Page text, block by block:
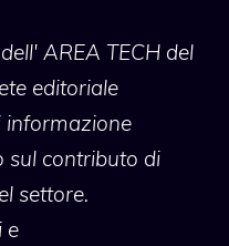
AREA TECH del
editoriale
informazione
sul contributo di
settore.
e